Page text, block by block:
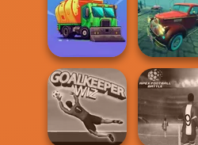
Super Thrower
Merge
2048
Eco Recycler
Halloween
Lonely Road
Racing